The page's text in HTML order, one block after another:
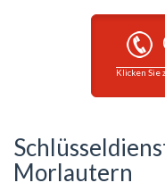
Klicken Sie
Morlautern